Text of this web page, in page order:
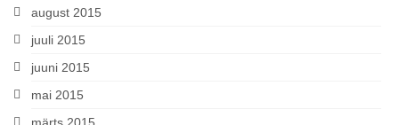
august 2015
juuli 2015
juuni 2015
mai 2015